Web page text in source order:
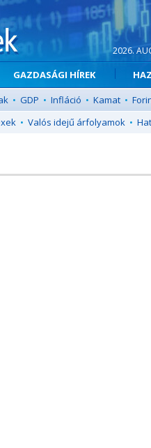
2026.
GAZDASÁGI HÍREK
• GDP • Infláció • Kamat •
• Valós idejű árfolyamok •